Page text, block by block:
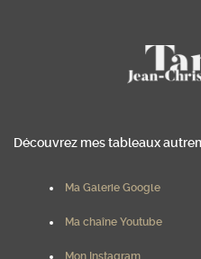
Découvrez mes tableaux
Ma Galerie Google
Ma chaîne Youtube
Mon Instagram